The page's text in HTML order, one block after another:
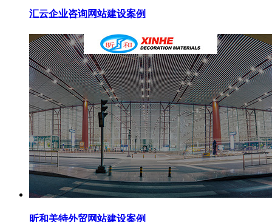
汇云企业咨询网站建设案例
昕和美特外贸网站建设案例